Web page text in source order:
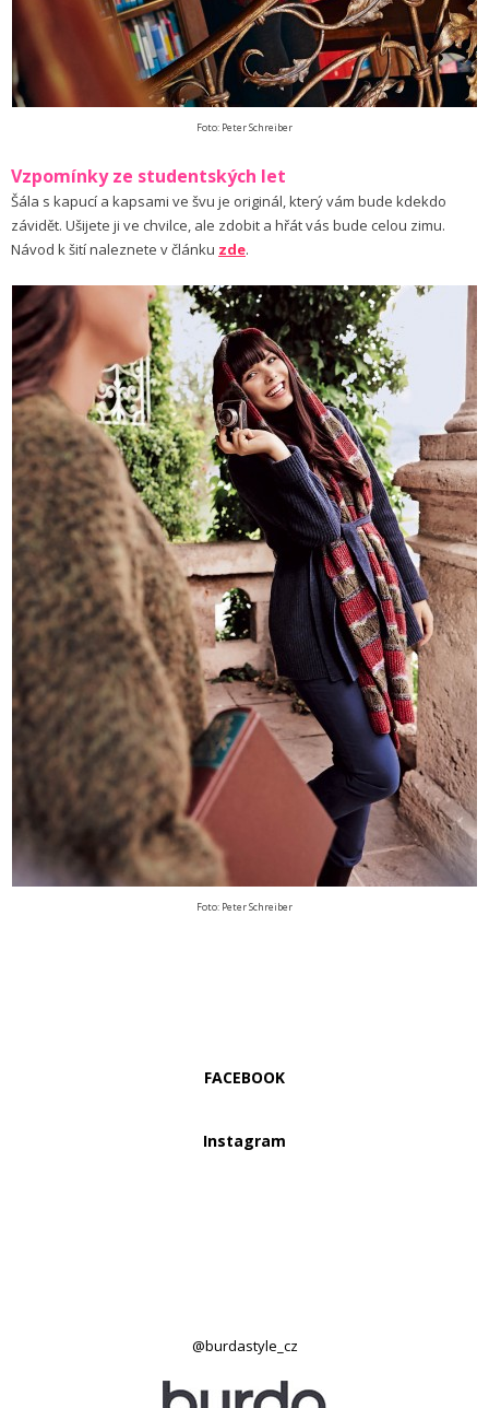
Foto: Peter Schreiber
Vzpomínky ze studentských let
Šála s kapucí a kapsami ve švu je originál, který vám bude kdekdo
závidět. Ušijete ji ve chvilce, ale zdobit a hřát vás bude celou zimu.
Návod k šití naleznete v článku zde.
Foto: Peter Schreiber
FACEBOOK
Instagram
@burdastyle_cz